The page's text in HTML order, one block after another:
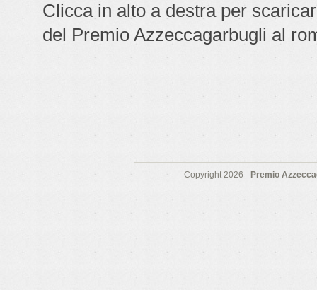
Clicca in alto a destra per
del Premio Azzeccagarbugli al
Copyright 2026 - Premio